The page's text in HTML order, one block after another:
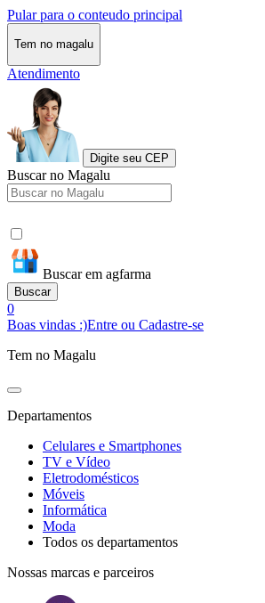
Pular para o conteudo principal
Tem no magalu
Atendimento
Digite seu CEP
Buscar no Magalu
Buscar em agfarma
Buscar
0
Boas vindas :)Entre ou Cadastre-se
Tem no Magalu
Departamentos
Celulares e Smartphones
TV e Vídeo
Eletrodomésticos
Móveis
Informática
Moda
Todos os departamentos
Nossas marcas e parceiros